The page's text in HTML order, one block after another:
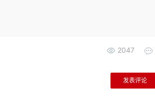
2047
发表评论